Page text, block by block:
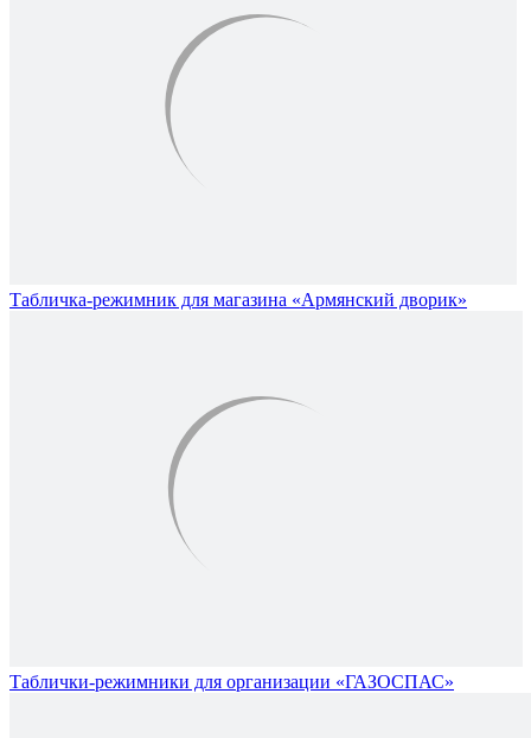
Табличка-режимник для магазина «Армянский дворик»
Таблички-режимники для организации «ГАЗОСПАС»